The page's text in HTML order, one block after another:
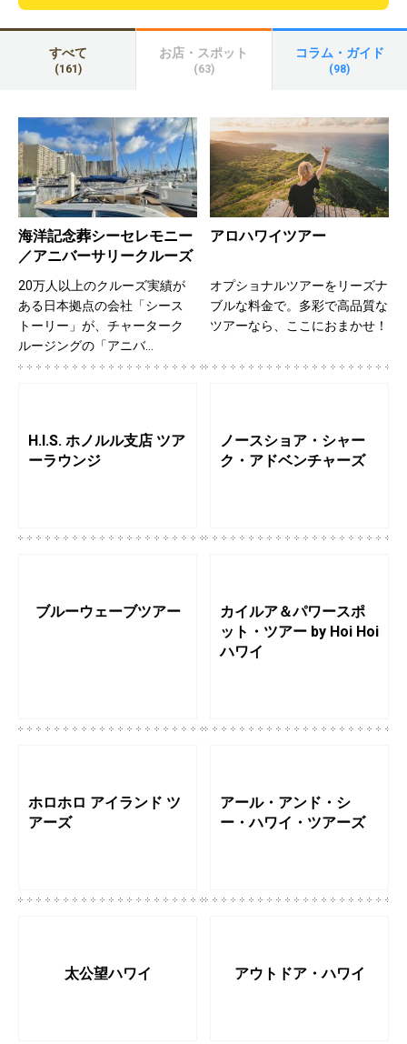
すべて
(161)
お店・スポット
(63)
コラム・ガイド
(98)
海洋記念葬シーセレモニー
／アニバーサリークルーズ
20万人以上のクルーズ実績が
ある日本拠点の会社「シース
トーリー」が、チャーターク
ルージングの「アニバ…
アロハワイツアー
オプショナルツアーをリーズナ
ブルな料金で。多彩で高品質な
ツアーなら、ここにおまかせ！
H.I.S. ホノルル支店 ツア
ーラウンジ
ノースショア・シャー
ク・アドベンチャーズ
ブルーウェーブツアー
カイルア＆パワースポ
ット・ツアー by Hoi Hoi
ハワイ
ホロホロ アイランド ツ
アーズ
アール・アンド・シ
ー・ハワイ・ツアーズ
太公望ハワイ アウトドア・ハワイ